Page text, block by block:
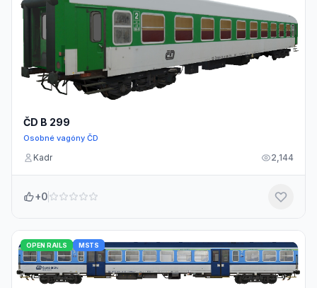
ČD B 299
Osobné vagóny ČD
Kadr 2,144
+0
OPEN RAILS MSTS